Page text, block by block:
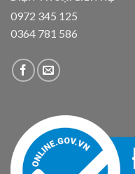
0972 345 125
0364 781 586